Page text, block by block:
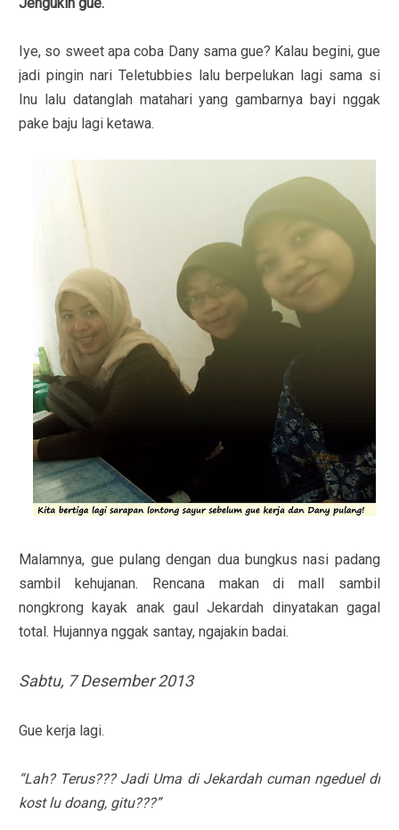
Iye, so sweet apa coba Dany sama gue? Kalau begini, gue
jadi pingin nari Teletubbies lalu berpelukan lagi sama si
Inu lalu datanglah matahari yang gambarnya bayi nggak
pake baju lagi ketawa.
Malamnya, gue pulang dengan dua bungkus nasi padang
sambil kehujanan. Rencana makan di mall sambil
nongkrong kayak anak gaul Jekardah dinyatakan gagal
total. Hujannya nggak santay, ngajakin badai.
Sabtu, 7 Desember 2013
Gue kerja lagi.
“Lah? Terus??? Jadi Uma di Jekardah cuman ngeduel di
kost lu doang, gitu???”